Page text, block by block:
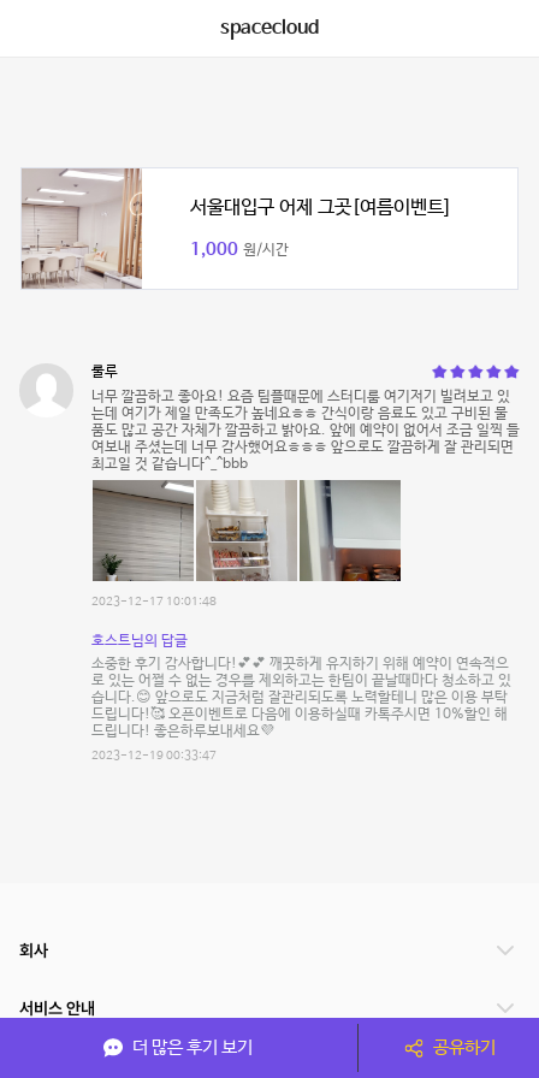
spacecloud
서울대입구 어제 그곳[여름이벤트]
1,000 원/시간
룰루
너무 깔끔하고 좋아요! 요즘 팀플때문에 스터디룸 여기저기 빌려보고 있
는데 여기가 제일 만족도가 높네요ㅎㅎ 간식이랑 음료도 있고 구비된 물
품도 많고 공간 자체가 깔끔하고 밝아요. 앞에 예약이 없어서 조금 일찍 들
여보내 주셨는데 너무 감사했어요ㅎㅎㅎ 앞으로도 깔끔하게 잘 관리되면
최고일 것 같습니다^_^bbb
2023-12-17 10:01:48
호스트님의 답글
소중한 후기 감사합니다!💕💕 깨끗하게 유지하기 위해 예약이 연속적으
로 있는 어쩔 수 없는 경우를 제외하고는 한팀이 끝날때마다 청소하고 있
습니다.😊 앞으로도 지금처럼 잘관리되도록 노력할테니 많은 이용 부탁
드립니다!🥰 오픈이벤트로 다음에 이용하실때 카톡주시면 10%할인 해
드립니다! 좋은하루보내세요💜
2023-12-19 00:33:47
더 많은 후기 보기 공유하기
회사
서비스 안내